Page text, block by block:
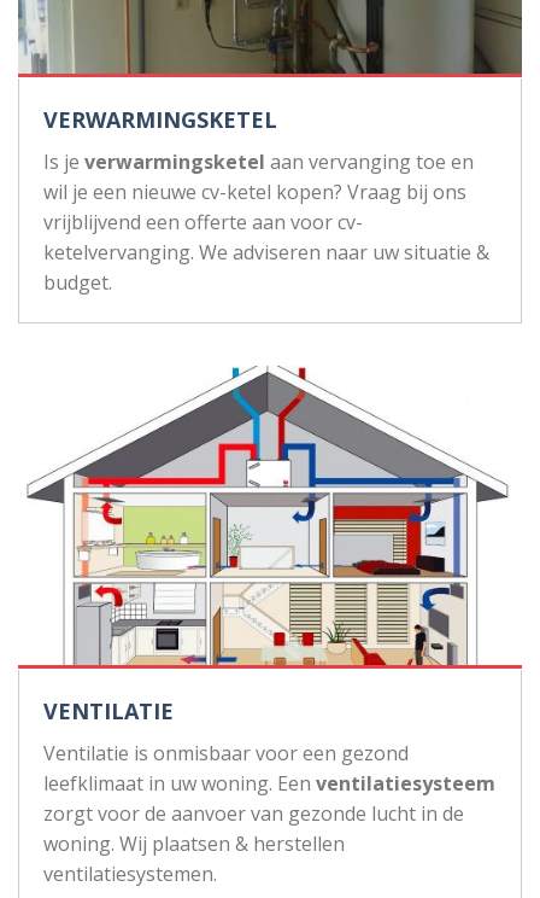
VERWARMINGSKETEL
Is je verwarmingsketel aan vervanging toe en
wil je een nieuwe cv-ketel kopen? Vraag bij ons
vrijblijvend een offerte aan voor cv-
ketelvervanging. We adviseren naar uw situatie &
budget.
VENTILATIE
Ventilatie is onmisbaar voor een gezond
leefklimaat in uw woning. Een ventilatiesysteem
zorgt voor de aanvoer van gezonde lucht in de
woning. Wij plaatsen & herstellen
ventilatiesystemen.